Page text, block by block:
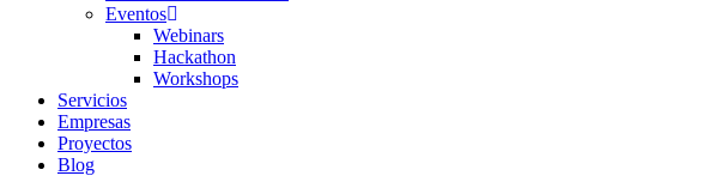
Eventos
Webinars
Hackathon
Workshops
Servicios
Empresas
Proyectos
Blog